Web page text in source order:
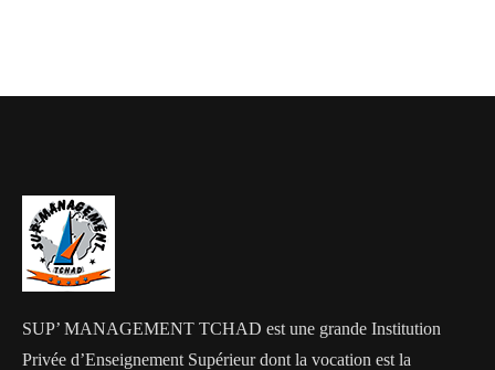
SUP’ MANAGEMENT TCHAD est une grande Institution
Privée d’Enseignement Supérieur dont la vocation est la